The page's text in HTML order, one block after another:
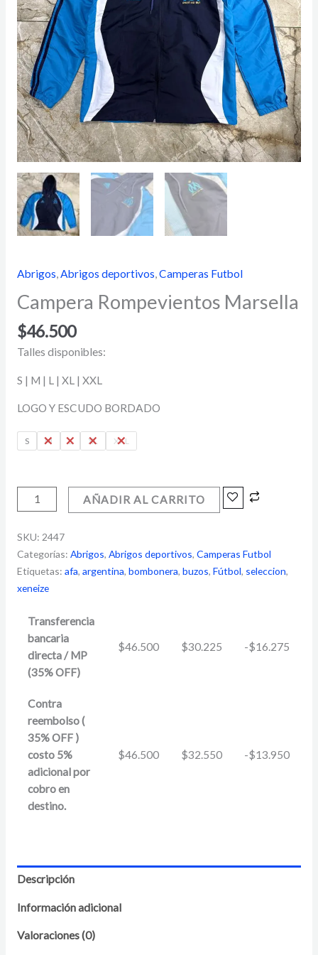
Abrigos,Abrigos deportivos,Camperas Futbol
Campera Rompevientos Marsella
$46.500
Talles disponibles:
S | M | L | XL | XXL
LOGO Y ESCUDO BORDADO
S M L XL XXL
AÑADIR AL CARRITO
SKU: 2447
Categorías: Abrigos, Abrigos deportivos, Camperas Futbol
Etiquetas: afa, argentina, bombonera, buzos, Fútbol, seleccion,
xeneize
Transferencia
bancaria
directa / MP
(35% OFF)
$46.500 $30.225 -$16.275
Contra
reembolso (
35% OFF )
costo 5%
adicional por
cobro en
destino.
$46.500 $32.550 -$13.950
Descripción
Información adicional
Valoraciones (0)